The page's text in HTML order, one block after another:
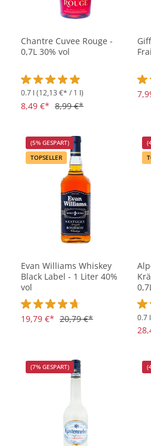
Chantre Cuvee Rouge -
0,7L 30% vol
Durchschnittliche Bewertung
0.7 l (12,13 €* / 1 l)
8,49 €* 8,99 €*
(5% GESPART)
TOPSELLER
Evan Williams Whiskey
Black Label - 1 Liter 40%
vol
Durchschnittliche Bewertung
19,79 €* 20,79 €* 0.7 l
(7% GESPART)